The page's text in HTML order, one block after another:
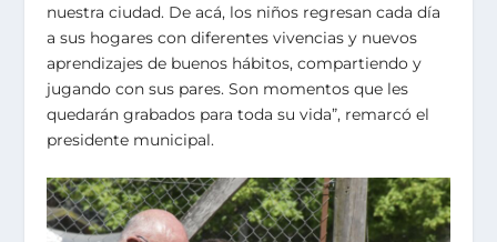
nuestra ciudad. De acá, los niños regresan cada día
a sus hogares con diferentes vivencias y nuevos
aprendizajes de buenos hábitos, compartiendo y
jugando con sus pares. Son momentos que les
quedarán grabados para toda su vida”, remarcó el
presidente municipal.